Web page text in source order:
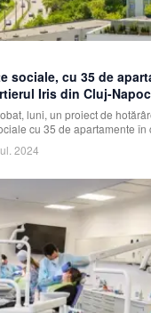
sociale, cu 35 de
Iris din Cluj-
luni, un proiect de
cu 35 de apartamente în
2024